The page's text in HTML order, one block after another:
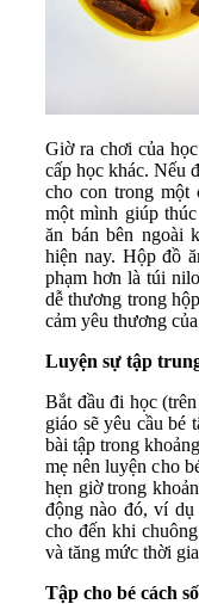
Giờ ra chơi của
cấp học khác. Nếu
cho con trong
một mình giúp
ăn bán bên ngoài
hiện nay. Hộp đồ
phạm hơn là túi
dễ thương trong
cảm yêu thương
Luyện sự tập
Bắt đầu đi học
giáo sẽ yêu cầu bé
bài tập trong
mẹ nên luyện cho
hẹn giờ trong
động nào đó, ví
cho đến khi
và tăng mức thời
Tập cho bé cách